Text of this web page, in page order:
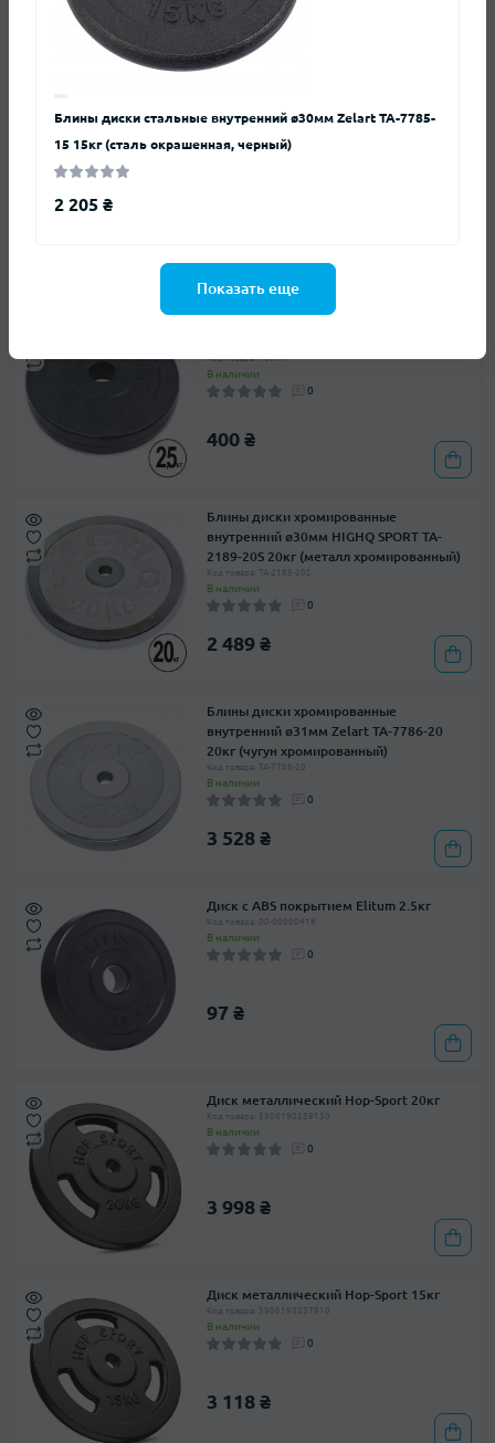
В наличии
2 646 ₴
Блины (диски) хромированные GA-1432-
10K 30мм 10кг
Код товара: 10874
В наличии
0
400 ₴
Блины диски хромированные
внутренний ø30мм HIGHQ SPORT TA-
2189-20S 20кг (металл хромированный)
Код товара: TA-2189-20S
В наличии
0
2 489 ₴
Блины диски хромированные
внутренний ø31мм Zelart TA-7786-20
20кг (чугун хромированный)
Код товара: TA-7786-20
В наличии
0
3 528 ₴
Диск с ABS покрытием Elitum 2.5кг
Код товара: 00-00000418
В наличии
0
97 ₴
Диск металлический Hop-Sport 20кг
Код товара: 5906190239150
В наличии
0
3 998 ₴
Диск металлический Hop-Sport 15кг
Код товара: 5906190237910
В наличии
0
3 118 ₴
Блины диски стальные внутренний ø30мм Zelart TA-7785-
15 15кг (сталь окрашенная, черный)
2 205 ₴
Показать еще